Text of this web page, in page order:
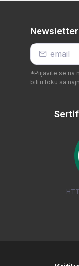
Newsletter
*Prijavite se na
bili u toku sa